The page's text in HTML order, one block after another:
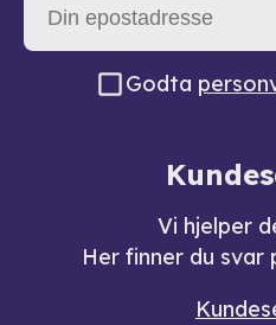
Godta
Vi hjelper
Her finner du svar